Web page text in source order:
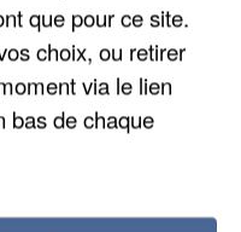
que pour ce site.
choix, ou retirer
via le lien
bas de chaque